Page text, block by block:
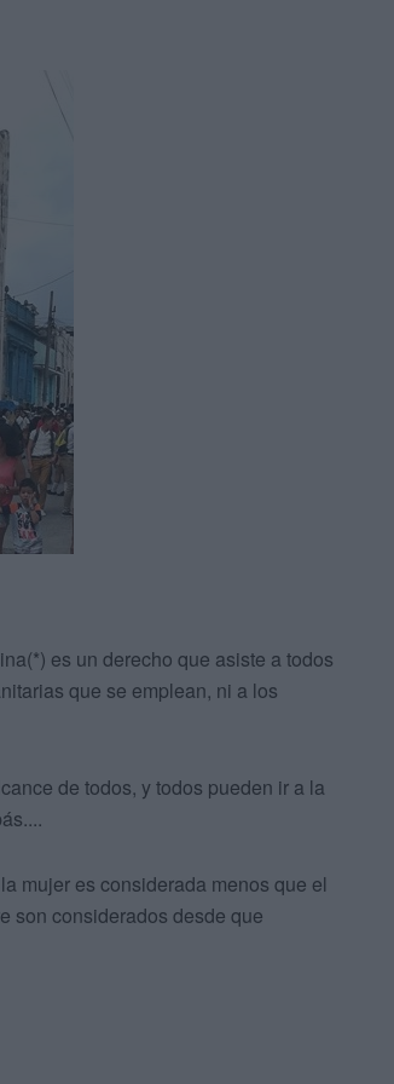
es un derecho que asiste a todos
que se emplean, ni a los
de todos, y todos pueden ir a la
mujer es considerada menos que el
son considerados desde que